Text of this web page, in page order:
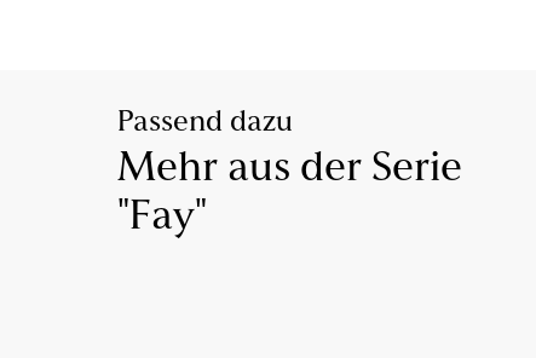
Passend dazu
Mehr aus der Serie
"Fay"